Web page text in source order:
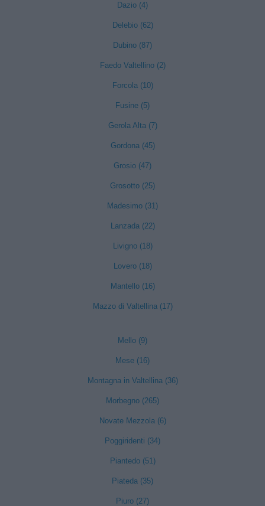
Dazio (4)
Delebio (62)
Dubino (87)
Faedo Valtellino (2)
Forcola (10)
Fusine (5)
Gerola Alta (7)
Gordona (45)
Grosio (47)
Grosotto (25)
Madesimo (31)
Lanzada (22)
Livigno (18)
Lovero (18)
Mantello (16)
Mazzo di Valtellina (17)
Mello (9)
Mese (16)
Montagna in Valtellina (36)
Morbegno (265)
Novate Mezzola (6)
Poggiridenti (34)
Piantedo (51)
Piateda (35)
Piuro (27)